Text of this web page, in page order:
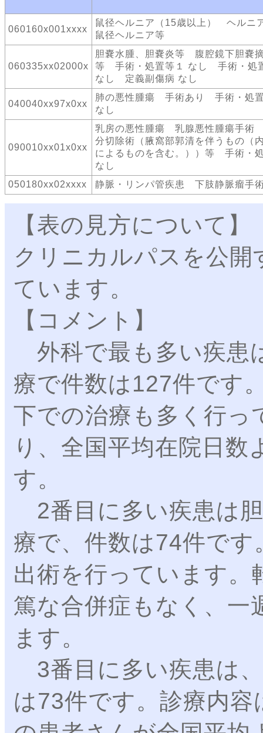
060160x001xxxx
鼠径ヘルニア（15歳以上） ヘル
鼠径ヘルニア等
060335xx02000x
胆嚢水腫、胆嚢炎等 腹腔鏡下胆嚢
等 手術・処置等１ なし 手術・処
なし 定義副傷病 なし
040040xx97x0xx
肺の悪性腫瘍 手術あり 手術・処
なし
090010xx01x0xx
乳房の悪性腫瘍 乳腺悪性腫瘍手術
分切除術（腋窩部郭清を伴うもの（
によるものを含む。））等 手術・
なし
050180xx02xxxx
静脈・リンパ管疾患 下肢静脈瘤手
【表の見方について】
クリニカルパスを公
ています。
【コメント】
外科で最も多い疾患
療で件数は127件です
下での治療も多く行っ
り、全国平均在院日
す。
2番目に多い疾患は
療で、件数は74件で
出術を行っています。
篤な合併症もなく、一
ます。
3番目に多い疾患は
は73件です。診療内